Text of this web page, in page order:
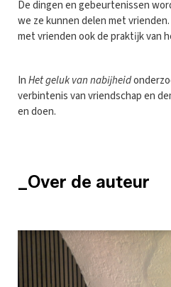
De dingen en gebeurtenissen
we ze kunnen delen met
met vrienden ook de praktĳk van
InHet geluk van nabĳheid
verbintenis van vriendschap en
en doen.
_Over de auteur